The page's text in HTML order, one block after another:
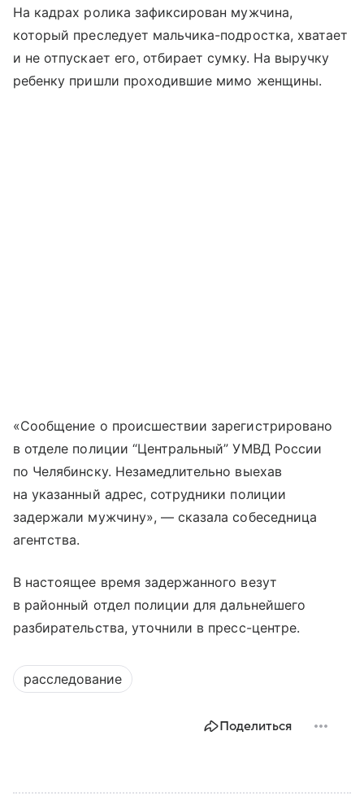
На кадрах ролика зафиксирован мужчина,
который преследует мальчика-подростка, хватает
и не отпускает его, отбирает сумку. На выручку
ребенку пришли проходившие мимо женщины.
«Сообщение о происшествии зарегистрировано
в отделе полиции “Центральный” УМВД России
по Челябинску. Незамедлительно выехав
на указанный адрес, сотрудники полиции
задержали мужчину», — сказала собеседница
агентства.
В настоящее время задержанного везут
в районный отдел полиции для дальнейшего
разбирательства, уточнили в пресс-центре.
расследование
Поделиться